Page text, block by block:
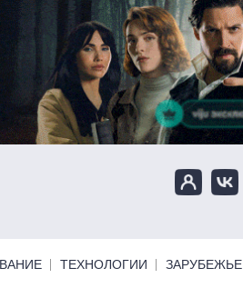
ТЕХНОЛОГИИ ЗАРУБЕЖЬЕ